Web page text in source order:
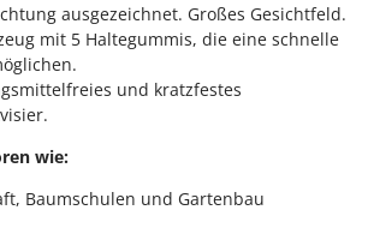
– Klimageräte
für Ernte und Baumschnitt
ausgezeichnet. Großes Gesichtfeld.
mit 5 Haltegummis, die eine schnelle
und kratzfestes
wie:
Baumschulen und Gartenbau